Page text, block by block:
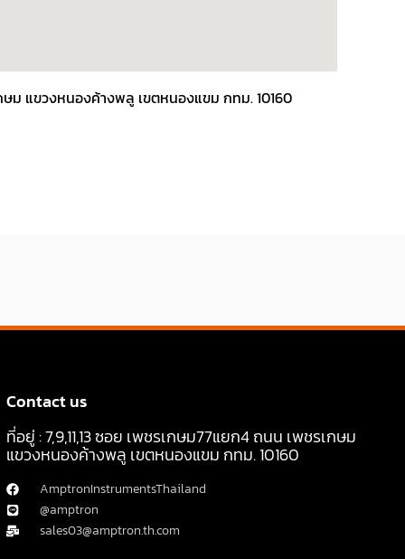
ษม แขวงหนองค้างพลู เขตหนองแขม กทม. 10160
Contact us
ที่อยู่ : 7,9,11,13 ซอย เพชรเกษม77แยก4 ถนน เพชรเกษม
แขวงหนองค้างพลู เขตหนองแขม กทม. 10160
AmptronInstrumentsThailand
@amptron
sales03@amptron.th.com